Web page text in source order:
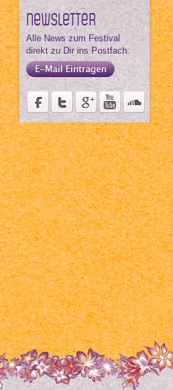
Newsletter
Alle News zum Festival
direkt zu Dir ins Postfach: